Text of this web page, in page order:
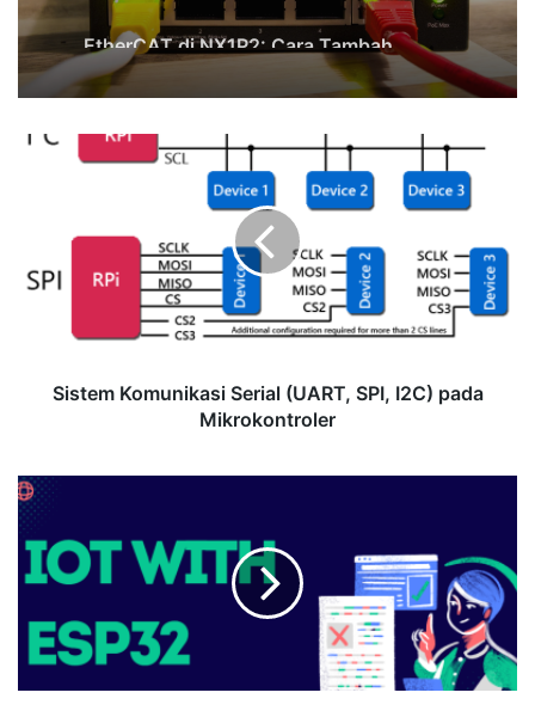
EtherCAT di NX1P2: Cara Tambah
Distributed I/O tanpa Kabel Paralel
Sistem
Komunikasi
I2C)
pada
Sistem Komunikasi Serial (UART, SPI, I2C) pada
Mikrokontroler
ESP32:
Panduan
Komprehensif
untuk
Pemula
Ahli
(IoT,
Pemrograman,